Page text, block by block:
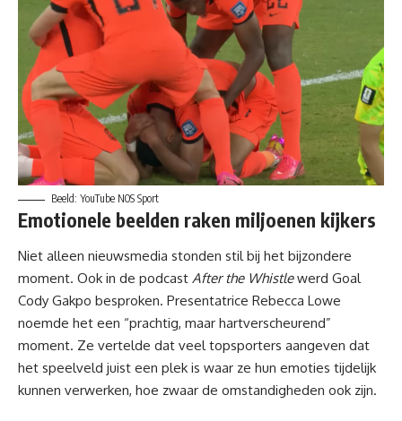
Beeld: YouTube NOS Sport
Emotionele beelden raken miljoenen kijkers
Niet alleen nieuwsmedia stonden stil bij het bijzondere
moment. Ook in de podcast After the Whistle werd Goal
Cody Gakpo besproken. Presentatrice Rebecca Lowe
noemde het een “prachtig, maar hartverscheurend”
moment. Ze vertelde dat veel topsporters aangeven dat
het speelveld juist een plek is waar ze hun emoties tijdelijk
kunnen verwerken, hoe zwaar de omstandigheden ook zijn.